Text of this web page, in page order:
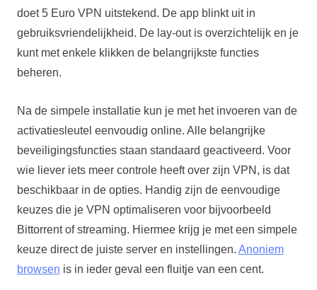
doet 5 Euro VPN uitstekend. De app blinkt uit in
gebruiksvriendelijkheid. De lay-out is overzichtelijk en je
kunt met enkele klikken de belangrijkste functies
beheren.
Na de simpele installatie kun je met het invoeren van de
activatiesleutel eenvoudig online. Alle belangrijke
beveiligingsfuncties staan standaard geactiveerd. Voor
wie liever iets meer controle heeft over zijn VPN, is dat
beschikbaar in de opties. Handig zijn de eenvoudige
keuzes die je VPN optimaliseren voor bijvoorbeeld
Bittorrent of streaming. Hiermee krijg je met een simpele
keuze direct de juiste server en instellingen. Anoniem
browsen is in ieder geval een fluitje van een cent.